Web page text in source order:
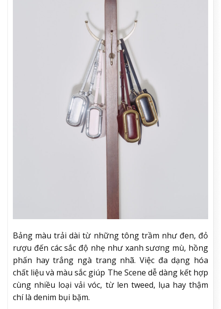
Bảng màu trải dài từ những tông trầm như đen, đỏ
rượu đến các sắc độ nhẹ như xanh sương mù, hồng
phấn hay trắng ngà trang nhã. Việc đa dạng hóa
chất liệu và màu sắc giúp The Scene dễ dàng kết hợp
cùng nhiều loại vải vóc, từ len tweed, lụa hay thậm
chí là denim bụi bặm.